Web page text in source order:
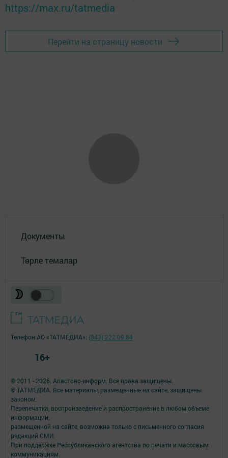
https://max.ru/tatmedia
Перейти на страницу новости
Документы
Төрле темалар
© 2011 - 2026. Апастово-информ. Все права защищены.
© ТАТМЕДИА. Все материалы, размещенные на сайте, защищены
законом.
Перепечатка, воспроизведение и распространение в любом объеме
информации,
размещенной на сайте, возможна только с письменного согласия
редакций СМИ.
При поддержке Республиканского агентства по печати и массовым
коммуникациям.
Телефон АО «ТАТМЕДИА»: (843) 222 09 84
16+